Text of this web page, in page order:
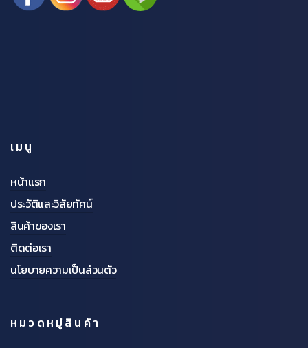
เมนู
หน้าแรก
ประวัติและวิสัยทัศน์
สินค้าของเรา
ติดต่อเรา
นโยบายความเป็นส่วนตัว
หมวดหมู่สินค้า